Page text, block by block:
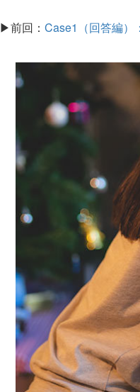
▶前回：Case1（回答編）